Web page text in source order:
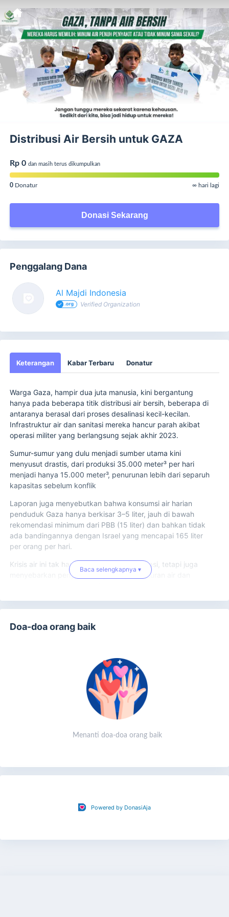
Distribusi Air Bersih untuk GAZA
Rp 0 dan masih terus dikumpulkan
0 Donatur ∞ hari lagi
Donasi Sekarang
Penggalang Dana
Al Majdi Indonesia
Verified Organization
Keterangan Kabar Terbaru Donatur
Warga Gaza, hampir dua juta manusia, kini bergantung
hanya pada beberapa titik distribusi air bersih, beberapa di
antaranya berasal dari proses desalinasi kecil-kecilan.
Infrastruktur air dan sanitasi mereka hancur parah akibat
operasi militer yang berlangsung sejak akhir 2023.
Sumur-sumur yang dulu menjadi sumber utama kini
menyusut drastis, dari produksi 35.000 meter³ per hari
menjadi hanya 15.000 meter³, penurunan lebih dari separuh
kapasitas sebelum konflik
Laporan juga menyebutkan bahwa konsumsi air harian
penduduk Gaza hanya berkisar 3–5 liter, jauh di bawah
rekomendasi minimum dari PBB (15 liter) dan bahkan tidak
ada bandingannya dengan Israel yang mencapai 165 liter
per orang per hari.
Krisis air ini tak hanya mengancam dehidrasi, tetapi juga
menyebarkan penyakit dengan cepat. Saluran air dan
Jumlah kasus penyakit yang ditularkan melalui air
Salurkan donasi untuk mendukung distribusi air bersih.
Gunakan kekuatan bersama untuk mencegah wabah
penyakit dan kematian akibat dehidrasi dan kontaminasi air.
Mari bersama kita jadikan sedikit langkah sebagai harapan
yang besar. Donasikan hari ini, karena air bersih adalah hak
setiap anak, setiap manusia yang ingin bertahan hidup.
Baca selengkapnya ▾
Doa-doa orang baik
Menanti doa-doa orang baik
Powered by DonasiAja